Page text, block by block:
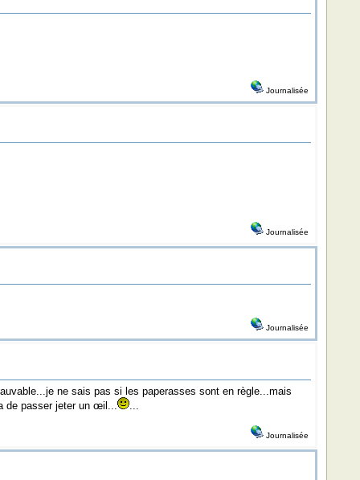
Journalisée
Journalisée
Journalisée
ne sais pas si les paperasses sont en règle...mais
de passer jeter un œil...
...
Journalisée